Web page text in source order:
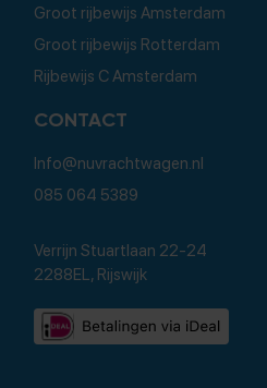
Groot rijbewijs Amsterdam
Groot rijbewijs Rotterdam
Rijbewijs C Amsterdam
CONTACT
Info@nuvrachtwagen.nl
085 064 5389
Verrijn Stuartlaan 22-24
2288EL, Rijswijk